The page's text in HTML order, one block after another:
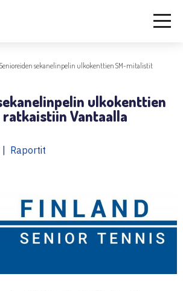
Senioreiden sekanelinpelin ulkokenttien SM-mitalistit
ulkokenttien
Vantaalla
Raportit